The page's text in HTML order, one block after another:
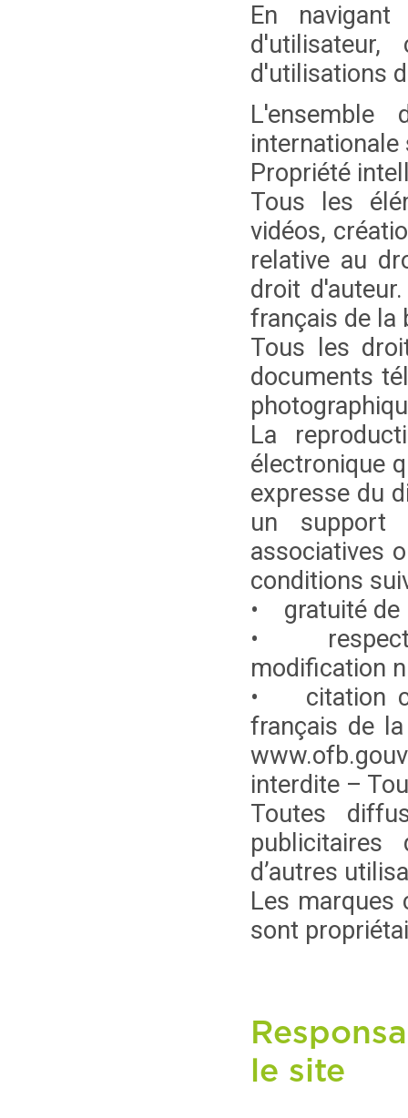
En
d'utilisations
Propriété
Tous les
vidéos,
relative au
droit
français de la
Tous les
documents
La
électronique
expresse du
un support
associatives
conditions
• gratuité de
• respect
modification
• citation
français de la
interdite –
Toutes
d’autres
Les marques
sont
le site